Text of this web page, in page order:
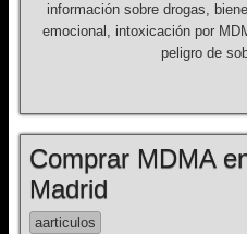
información sobre drogas,
emocional, intoxicación por
peligro de
Comprar MDMA
Madrid
aarticulos